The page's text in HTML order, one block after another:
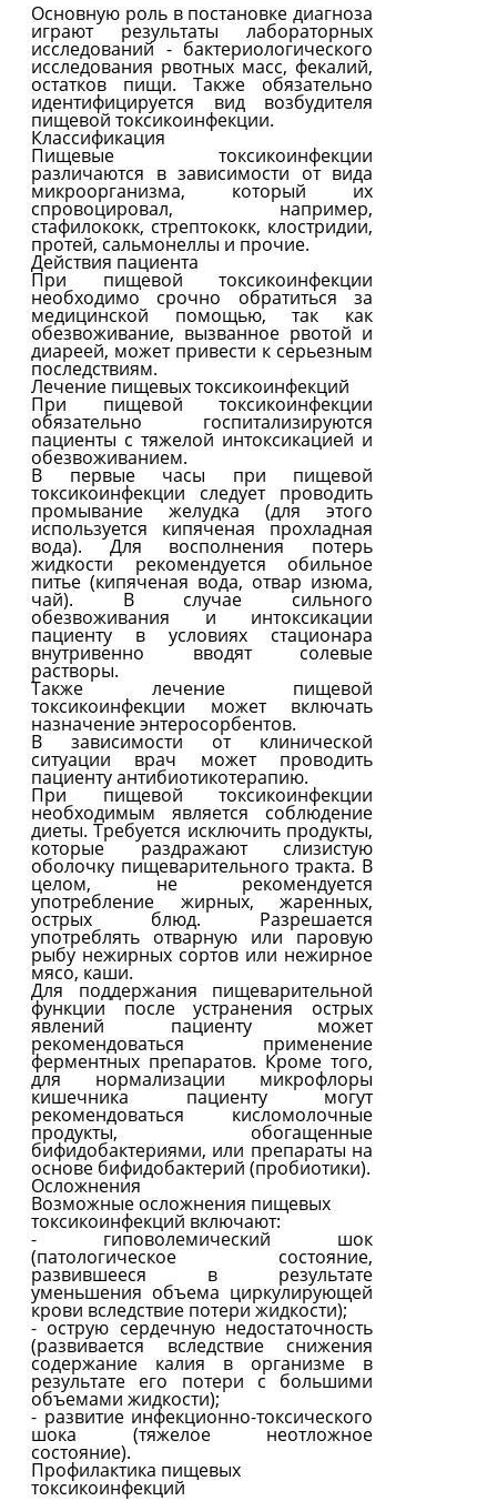
Основную роль в постановке диагноза
играют результаты лабораторных
исследований - бактериологического
исследования рвотных масс, фекалий,
остатков пищи. Также обязательно
идентифицируется вид возбудителя
пищевой токсикоинфекции.
Классификация
Пищевые токсикоинфекции
различаются в зависимости от вида
микроорганизма, который их
спровоцировал, например,
стафилококк, стрептококк, клостридии,
протей, сальмонеллы и прочие.
Действия пациента
При пищевой токсикоинфекции
необходимо срочно обратиться за
медицинской помощью, так как
обезвоживание, вызванное рвотой и
диареей, может привести к серьезным
последствиям.
Лечение пищевых токсикоинфекций
При пищевой токсикоинфекции
обязательно госпитализируются
пациенты с тяжелой интоксикацией и
обезвоживанием.
В первые часы при пищевой
токсикоинфекции следует проводить
промывание желудка (для этого
используется кипяченая прохладная
вода). Для восполнения потерь
жидкости рекомендуется обильное
питье (кипяченая вода, отвар изюма,
чай). В случае сильного
обезвоживания и интоксикации
пациенту в условиях стационара
внутривенно вводят солевые
растворы.
Также лечение пищевой
токсикоинфекции может включать
назначение энтеросорбентов.
В зависимости от клинической
ситуации врач может проводить
пациенту антибиотикотерапию.
При пищевой токсикоинфекции
необходимым является соблюдение
диеты. Требуется исключить продукты,
которые раздражают слизистую
оболочку пищеварительного тракта. В
целом, не рекомендуется
употребление жирных, жаренных,
острых блюд. Разрешается
употреблять отварную или паровую
рыбу нежирных сортов или нежирное
мясо, каши.
Для поддержания пищеварительной
функции после устранения острых
явлений пациенту может
рекомендоваться применение
ферментных препаратов. Кроме того,
для нормализации микрофлоры
кишечника пациенту могут
рекомендоваться кисломолочные
продукты, обогащенные
бифидобактериями, или препараты на
основе бифидобактерий (пробиотики).
Осложнения
Возможные осложнения пищевых
токсикоинфекций включают:
- гиповолемический шок
(патологическое состояние,
развившееся в результате
уменьшения объема циркулирующей
крови вследствие потери жидкости);
- острую сердечную недостаточность
(развивается вследствие снижения
содержание калия в организме в
результате его потери с большими
объемами жидкости);
- развитие инфекционно-токсического
шока (тяжелое неотложное
состояние).
Профилактика пищевых
токсикоинфекций